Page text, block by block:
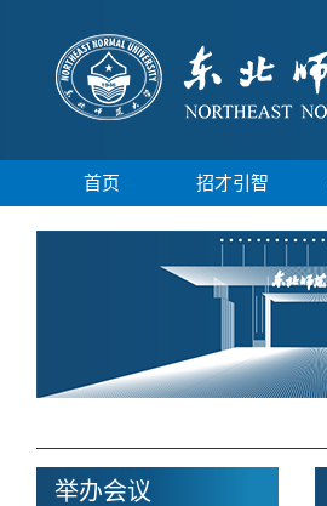
首页 招才引智
举办会议